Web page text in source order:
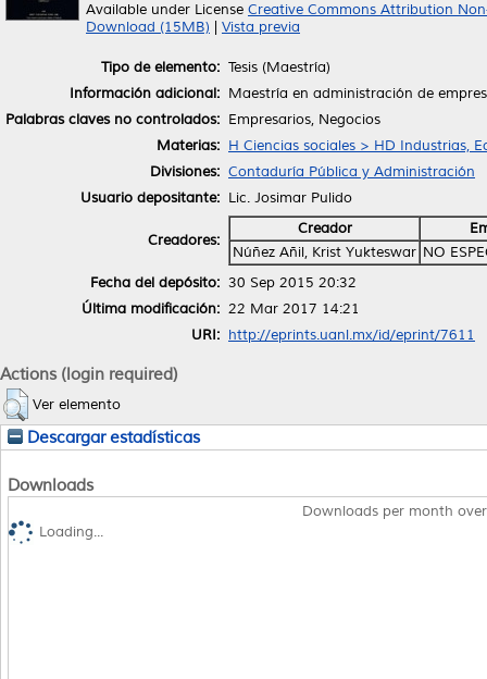
Available under License Creative Commons Attribution
Download (15MB)
Vista previa
Tipo de elemento: Tesis (Maestría)
Información adicional: Maestría en administración de
Palabras claves no controlados: Empresarios, Negocios
Materias: H Ciencias sociales > HD Industrias,
Divisiones: Contaduría Pública y Administración
Usuario depositante: Lic. Josimar Pulido
Creadores:
Creador
Núñez Añil, Krist Yukteswar NO
Fecha del depósito: 30 Sep 2015 20:32
Última modificación: 22 Mar 2017 14:21
URI: http://eprints.uanl.mx/id/eprint/7611
Actions (login required)
Ver elemento
Descargar estadísticas
Downloads
Downloads per month
Loading...